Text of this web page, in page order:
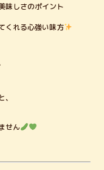
味しさのポイント
くれる心強い味方
せん